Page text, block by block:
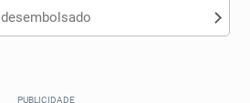
desembolsado